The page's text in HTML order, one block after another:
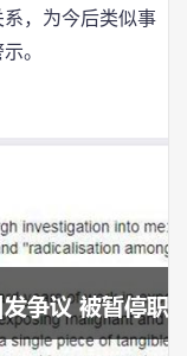
，为今后类似事
。